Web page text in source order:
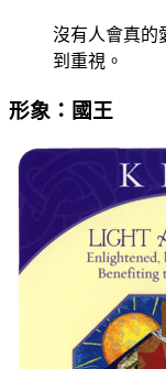
沒有人會真的
到重視。
形象：國王